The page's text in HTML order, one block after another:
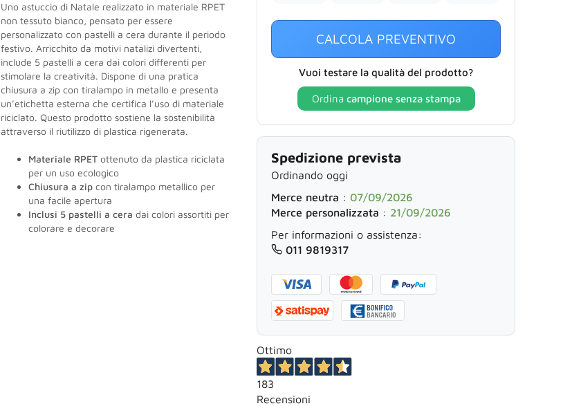
Uno astuccio di Natale realizzato in materiale RPET
non tessuto bianco, pensato per essere
personalizzato con pastelli a cera durante il periodo
festivo. Arricchito da motivi natalizi divertenti,
include 5 pastelli a cera dai colori differenti per
stimolare la creatività. Dispone di una pratica
chiusura a zip con tiralampo in metallo e presenta
un’etichetta esterna che certifica l’uso di materiale
riciclato. Questo prodotto sostiene la sostenibilità
attraverso il riutilizzo di plastica rigenerata.
Materiale RPET ottenuto da plastica riciclata
per un uso ecologico
Chiusura a zip con tiralampo metallico per
una facile apertura
Inclusi 5 pastelli a cera dai colori assortiti per
colorare e decorare
CALCOLA PREVENTIVO
Vuoi testare la qualità del prodotto?
Ordina campione senza stampa
Spedizione prevista
Ordinando oggi
Merce neutra : 07/09/2026
Merce personalizzata : 21/09/2026
Per informazioni o assistenza:
011 9819317
Ottimo
183
Recensioni